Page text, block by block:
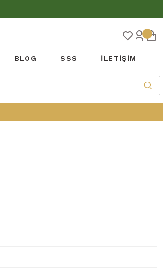
BLOG SSS İLETİŞİM